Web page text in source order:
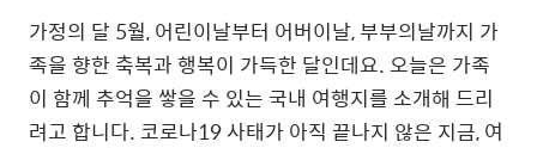
가정의 달 5월, 어린이날부터 어버이날, 부부의날까지 가
족을 향한 축복과 행복이 가득한 달인데요. 오늘은 가족
이 함께 추억을 쌓을 수 있는 국내 여행지를 소개해 드리
려고 합니다. 코로나19 사태가 아직 끝나지 않은 지금, 여